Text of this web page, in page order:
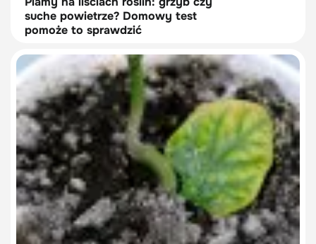
suche powietrze? Domowy test
pomoże to sprawdzić